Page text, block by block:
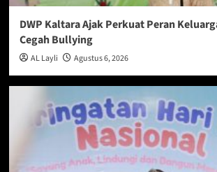
DWP Kaltara Ajak Perkuat Peran
Cegah Bullying
AL Layli Agustus 6, 2026